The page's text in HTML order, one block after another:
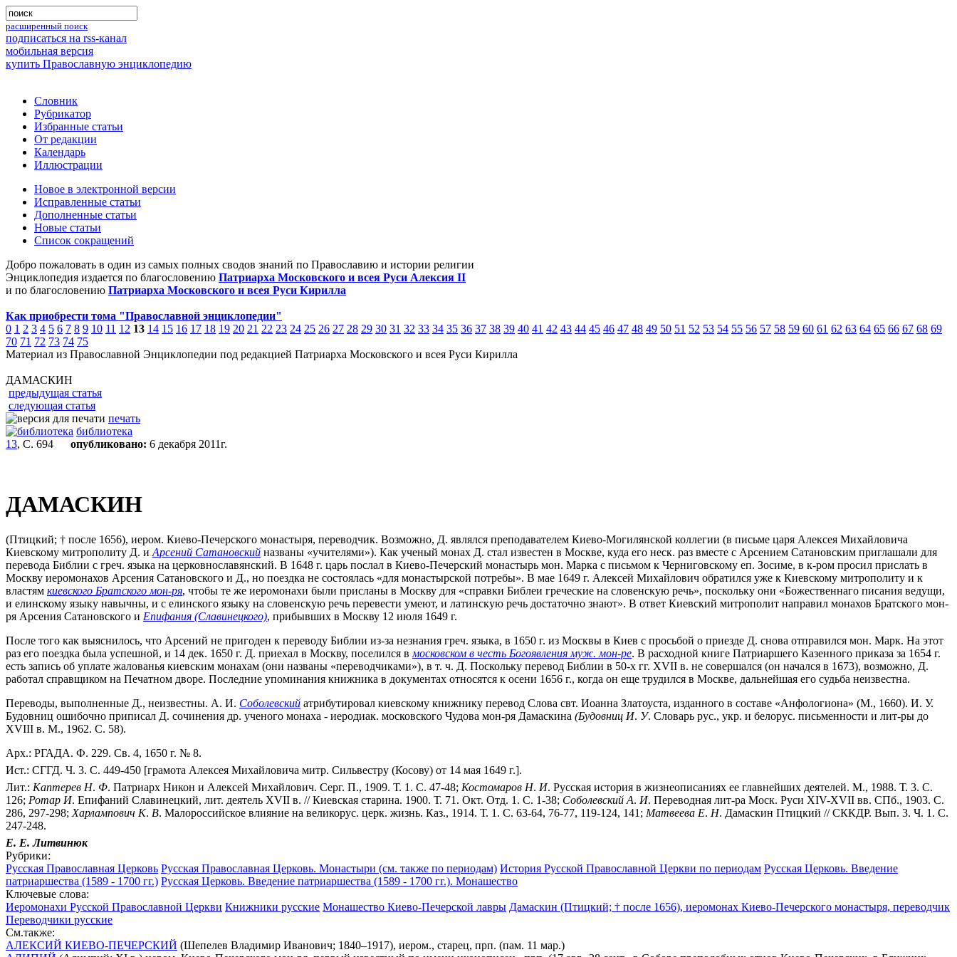
расширенный поиск
подписаться на rss-канал
мобильная версия
купить Православную энциклопедию
Словник
Рубрикатор
Избранные статьи
От редакции
Календарь
Иллюстрации
Новое в электронной версии
Исправленные статьи
Дополненные статьи
Новые статьи
Список сокращений
Добро пожаловать в один из самых полных сводов знаний по Православию и истории религии
Энциклопедия издается по благословению Патриарха Московского и всея Руси Алексия II
и по благословению Патриарха Московского и всея Руси Кирилла
Как приобрести тома "Православной энциклопедии"
0 1 2 3 4 5 6 7 8 9 10 11 12 13 14 15 16 17 18 19 20 21 22 23 24 25 26 27 28 29 30 31 32 33 34 35 36 37 38 39 40 41 42 43 44 45 46 47 48 49 50 51 52 53 54 55 56 57 58 59 60 61 62 63 64 65 66 67 68 69
70 71 72 73 74 75
Материал из Православной Энциклопедии под редакцией Патриарха Московского и всея Руси Кирилла
ДАМАСКИН
предыдущая статья
следующая статья
печать
библиотека
13, С. 694 опубликовано: 6 декабря 2011г.
ДАМАСКИН
(Птицкий; † после 1656), иером. Киево-Печерского монастыря, переводчик. Возможно, Д. являлся преподавателем Киево-Могилянской коллегии (в письме царя Алексея Михайловича
Киевскому митрополиту Д. и Арсений Сатановский названы «учителями»). Как ученый монах Д. стал известен в Москве, куда его неск. раз вместе с Арсением Сатановским приглашали для
перевода Библии с греч. языка на церковнославянский. В 1648 г. царь послал в Киево-Печерский монастырь мон. Марка с письмом к Черниговскому еп. Зосиме, в к-ром просил прислать в
Москву иеромонахов Арсения Сатановского и Д., но поездка не состоялась «для монастырской потребы». В мае 1649 г. Алексей Михайлович обратился уже к Киевскому митрополиту и к
властям киевского Братского мон-ря, чтобы те же иеромонахи были присланы в Москву для «справки Библеи греческие на словенскую речь», поскольку они «Божественнаго писания ведущи,
и елинскому языку навычны, и с елинского языку на словенскую речь перевести умеют, и латинскую речь достаточно знают». В ответ Киевский митрополит направил монахов Братского мон-
ря Арсения Сатановского и Епифания (Славинецкого), прибывших в Москву 12 июля 1649 г.
После того как выяснилось, что Арсений не пригоден к переводу Библии из-за незнания греч. языка, в 1650 г. из Москвы в Киев с просьбой о приезде Д. снова отправился мон. Марк. На этот
раз его поездка была успешной, и 14 дек. 1650 г. Д. приехал в Москву, поселился в московском в честь Богоявления муж. мон-ре. В расходной книге Патриаршего Казенного приказа за 1654 г.
есть запись об уплате жалованья киевским монахам (они названы «переводчиками»), в т. ч. Д. Поскольку перевод Библии в 50-х гг. XVII в. не совершался (он начался в 1673), возможно, Д.
работал справщиком на Печатном дворе. Последние упоминания книжника в документах относятся к осени 1656 г., когда он еще трудился в Москве, дальнейшая его судьба неизвестна.
Переводы, выполненные Д., неизвестны. А. И. Соболевский атрибутировал киевскому книжнику перевод Слова свт. Иоанна Златоуста, изданного в составе «Анфологиона» (М., 1660). И. У.
Будовниц ошибочно приписал Д. сочинения др. ученого монаха - иеродиак. московского Чудова мон-ря Дамаскина (Будовниц И. У. Словарь рус., укр. и белорус. письменности и лит-ры до
XVIII в. М., 1962. С. 58).
Арх.: РГАДА. Ф. 229. Св. 4, 1650 г. № 8.
Ист.: СГГД. Ч. 3. С. 449-450 [грамота Алексея Михайловича митр. Сильвестру (Косову) от 14 мая 1649 г.].
Лит.: Каптерев Н. Ф. Патриарх Никон и Алексей Михайлович. Серг. П., 1909. Т. 1. С. 47-48; Костомаров Н. И. Русская история в жизнеописаниях ее главнейших деятелей. М., 1988. Т. 3. С.
126; Ротар И. Епифаний Славинецкий, лит. деятель XVII в. // Киевская старина. 1900. Т. 71. Окт. Отд. 1. С. 1-38; Соболевский А. И. Переводная лит-ра Моск. Руси XIV-XVII вв. СПб., 1903. С.
286, 297-298; Харлампович К. В. Малороссийское влияние на великорус. церк. жизнь. Каз., 1914. Т. 1. С. 63-64, 76-77, 119-124, 141; Матвеева Е. Н. Дамаскин Птицкий // СККДР. Вып. 3. Ч. 1. С.
247-248.
Е. Е. Литвинюк
Рубрики:
Русская Православная Церковь Русская Православная Церковь. Монастыри (см. также по периодам) История Русской Православной Церкви по периодам Русская Церковь. Введение
патриаршества (1589 - 1700 гг.) Русская Церковь. Введение патриаршества (1589 - 1700 гг.). Монашество
Ключевые слова:
Иеромонахи Русской Православной Церкви Книжники русские Монашество Киево-Печерской лавры Дамаскин (Птицкий; † после 1656), иеромонах Киево-Печерского монастыря, переводчик
Переводчики русские
См.также:
АЛЕКСИЙ КИЕВО-ПЕЧЕРСКИЙ (Шепелев Владимир Иванович; 1840–1917), иером., старец, прп. (пам. 11 мар.)